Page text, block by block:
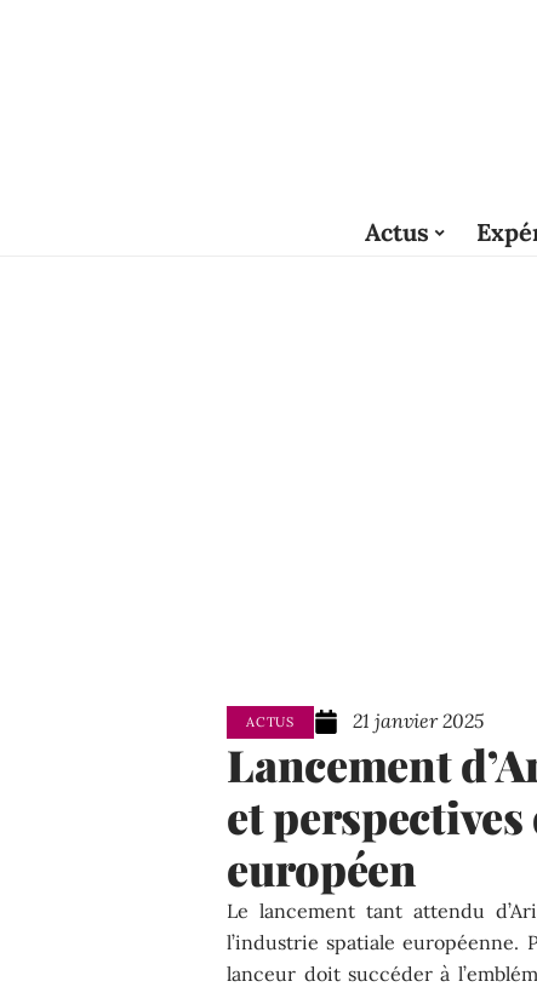
Actus
ACTUS 21 janvier 2025
Lancement
et
européen
Le lancement tant attendu
l’industrie spatiale européenne.
lanceur doit succéder à